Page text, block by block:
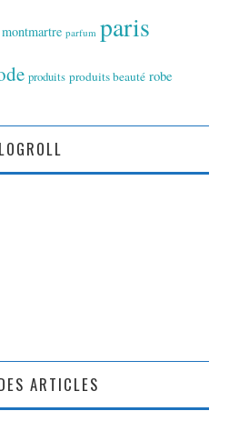
montmartre parfum paris
produits produits beauté robe
ARTICLES